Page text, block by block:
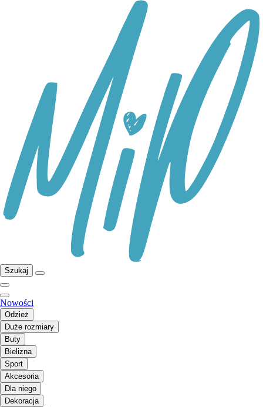
Szukaj
Nowości
Odzież
Duże rozmiary
Buty
Bielizna
Sport
Akcesoria
Dla niego
Dekoracja